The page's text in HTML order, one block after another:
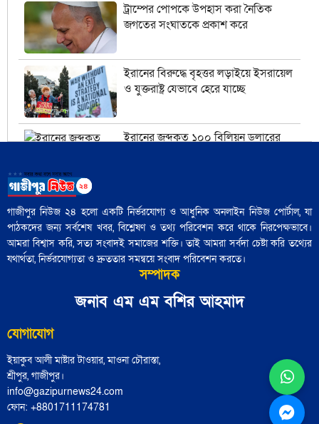
ট্রাম্পের পোপকে উপহাস করা নৈতিক
জগতের সংঘাতকে প্রকাশ করে
ইরানের বিরুদ্ধে বৃহত্তর লড়াইয়ে ইসরায়েল
ও যুক্তরাষ্ট্র যেভাবে হেরে যাচ্ছে
ইরানের জব্দকৃত ১০০ বিলিয়ন ডলারের
মার্কিন তেল অবরোধ কি কিউবান চুরুটের
আগুন নিভিয়ে দিতে পারে?
যে সংস্কৃতি লোকশিল্পকে উদযাপন করে,
সেখানে কেন লোকশিল্পীরা অদৃশ্য থেকে
আধুনিক বাংলাদেশে লোকসাহিত্য অধ্যয়ন
গাজীপুর নিউজ ২৪ হলো একটি নির্ভরযোগ্য ও আধুনিক অনলাইন নিউজ পোর্টাল, যা
পাঠকদের জন্য সর্বশেষ খবর, বিশ্লেষণ ও তথ্য পরিবেশন করে থাকে নিরপেক্ষভাবে।
আমরা বিশ্বাস করি, সত্য সংবাদই সমাজের শক্তি। তাই আমরা সর্বদা চেষ্টা করি তথ্যের
যথার্থতা, নির্ভরযোগ্যতা ও দ্রুততার সমন্বয়ে সংবাদ পরিবেশন করতে।
সম্পাদক
জনাব এম এম বশির আহমাদ
যোগাযোগ
ইয়াকুব আলী মাষ্টার টাওয়ার, মাওনা চৌরাস্তা,
শ্রীপুর, গাজীপুর।
info@gazipurnews24.com
ফোন: ‪+8801711174781‬